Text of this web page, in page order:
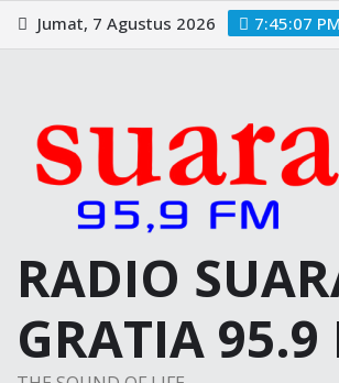
Skip
to
Jumat, 7 Agustus 2026 7:45:08 PM
RADIO
GRATIA 95.9